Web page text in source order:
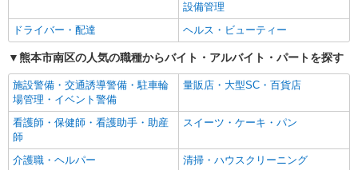
設備管理
ドライバー・配達
ヘルス・ビューティー
熊本市南区の人気の職種からバイト・アルバイト・パートを探す
施設警備・交通誘導警備・駐車輪
場管理・イベント警備
量販店・大型SC・百貨店
看護師・保健師・看護助手・助産
師
スイーツ・ケーキ・パン
介護職・ヘルパー 清掃・ハウスクリーニング